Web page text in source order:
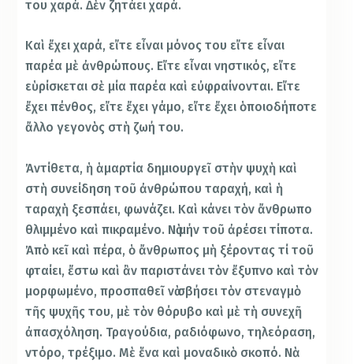
του χαρά. Δὲν ζητάει χαρά.
Καὶ ἔχει χαρά, εἴτε εἶναι μόνος του εἴτε εἶναι
παρέα μὲ ἀνθρώπους. Εἴτε εἶναι νηστικός, εἴτε
εὑρίσκεται σὲ μία παρέα καὶ εὐφραίνονται. Εἴτε
ἔχει πένθος, εἴτε ἔχει γάμο, εἴτε ἔχει ὁποιοδήποτε
ἄλλο γεγονὸς στὴ ζωή του.
Ἀντίθετα, ἡ ἁμαρτία δημιουργεῖ στὴν ψυχὴ καὶ
στὴ συνείδηση τοῦ ἀνθρώπου ταραχή, καὶ ἡ
ταραχὴ ξεσπάει, φωνάζει. Καὶ κάνει τὸν ἄνθρωπο
θλιμμένο καὶ πικραμένο. Νὰ μήν τοῦ ἀρέσει τίποτα.
Ἀπὸ κεῖ καὶ πέρα, ὁ ἄνθρωπος μὴ ξέροντας τί τοῦ
φταίει, ἔστω καὶ ἂν παριστάνει τὸν ἔξυπνο καὶ τὸν
μορφωμένο, προσπαθεῖ νὰ σβήσει τὸν στεναγμὸ
τῆς ψυχῆς του, μὲ τὸν θόρυβο καὶ μὲ τὴ συνεχῆ
ἀπασχόληση. Τραγούδια, ραδιόφωνο, τηλεόραση,
ντόρο, τρέξιμο. Μὲ ἕνα καὶ μοναδικὸ σκοπό. Νὰ